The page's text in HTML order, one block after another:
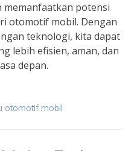
memanfaatkan potensi
otomotif mobil. Dengan
teknologi, kita dapat
lebih efisien, aman, dan
depan.
otomotif mobil